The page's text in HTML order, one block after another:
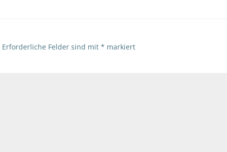
Erforderliche Felder sind mit * markiert